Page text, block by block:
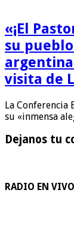
«¡El
su
visita de
La Conferencia
su «inmensa
Dejanos tu
RADIO EN VIVO